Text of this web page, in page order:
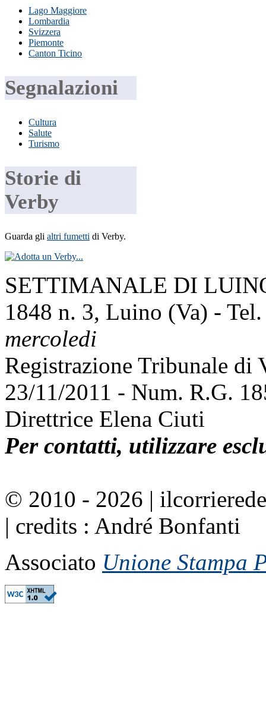
Lago Maggiore
Lombardia
Svizzera
Piemonte
Canton Ticino
Segnalazioni
Cultura
Salute
Turismo
Storie di
Verby
Guarda gli altri fumetti di Verby.
SETTIMANALE DI
1848 n. 3, Luino (Va) -
mercoledi
Registrazione Tribunale di
23/11/2011 - Num. R.G.
Direttrice Elena Ciuti
Per contatti, utilizzare
© 2010 - 2026 |
| credits : André Bonfanti
Associato Unione Stampa